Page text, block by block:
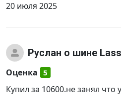
20 июля 2025
Руслан о шине
Оценка 5
Купил за 10600.не занял что